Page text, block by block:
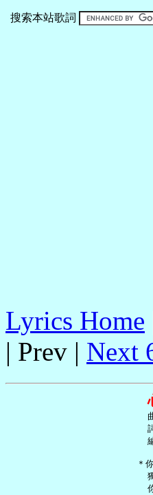
搜索本站歌詞
Lyrics Home
| Prev | Next
＊